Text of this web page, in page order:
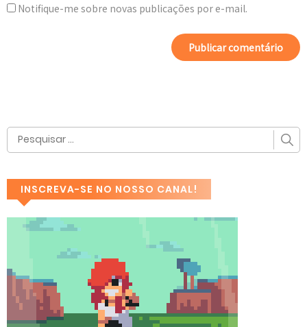
Notifique-me sobre novas publicações por e-mail.
INSCREVA-SE NO NOSSO CANAL!